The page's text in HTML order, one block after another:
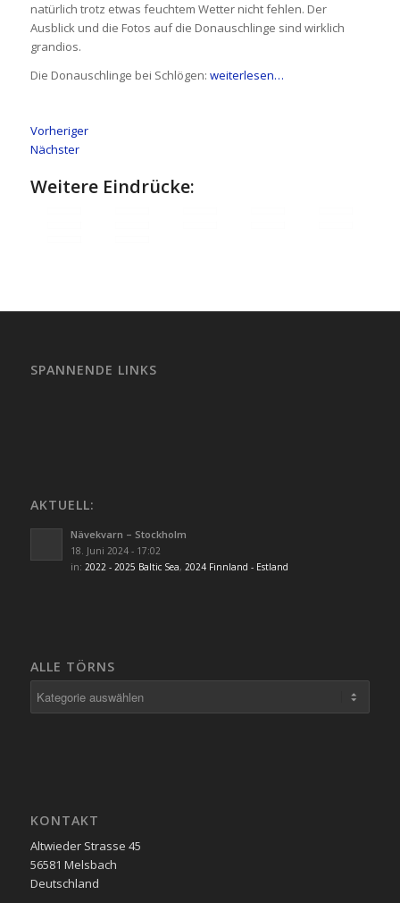
natürlich trotz etwas feuchtem Wetter nicht fehlen. Der
Ausblick und die Fotos auf die Donauschlinge sind wirklich
grandios.
Die Donauschlinge bei Schlögen: weiterlesen…
Vorheriger
Nächster
Weitere Eindrücke:
SPANNENDE LINKS
AKTUELL:
Nävekvarn – Stockholm
18. Juni 2024 - 17:02
in: 2022 - 2025 Baltic Sea, 2024 Finnland - Estland
ALLE TÖRNS
KONTAKT
Altwieder Strasse 45
56581 Melsbach
Deutschland